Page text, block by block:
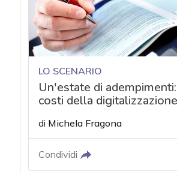
LO SCENARIO
Un'estate di
costi della
di Michela Fragona
Condividi